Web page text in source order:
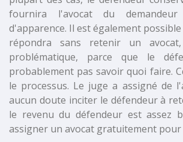
fournira l'avocat du
d'apparence. Il est également
répondra sans retenir un
problématique, parce que le
probablement pas savoir quoi faire.
le processus. Le juge a assigné de
aucun doute inciter le défendeur à
le revenu du défendeur est assez
assigner un avocat gratuitement pour